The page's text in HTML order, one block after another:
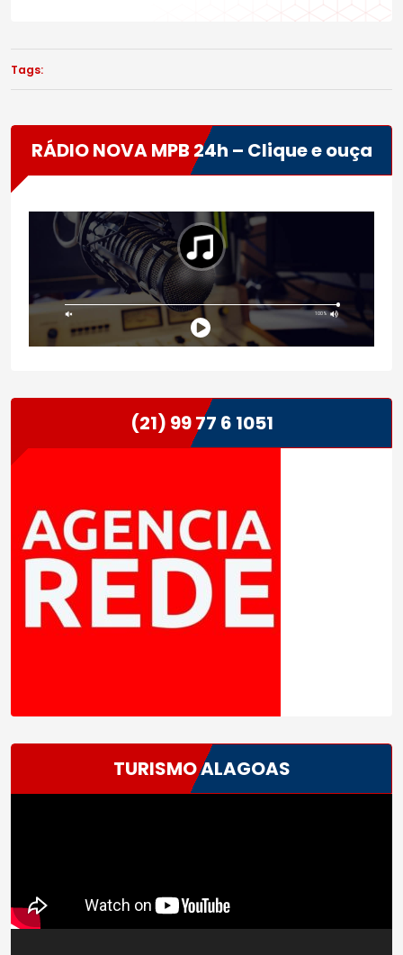
Tags:
RÁDIO NOVA MPB 24h – Clique e ouça
(21) 99 77 6 1051
TURISMO ALAGOAS